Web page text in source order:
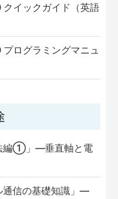
イックガイド（英語
ログラミングマニュ
編①」—垂直軸と電
通信の基礎知識」—